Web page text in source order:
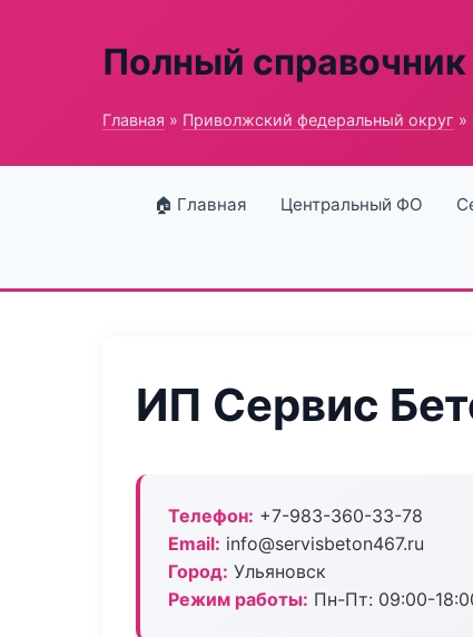
Полный
Главная » Приволжский федеральный округ »
🏠 Главная Центральный ФО
ИП Сервис
Телефон: +7-983-360-33-78
Email: info@servisbeton467.ru
Город: Ульяновск
Режим работы: Пн-Пт: 09:00-